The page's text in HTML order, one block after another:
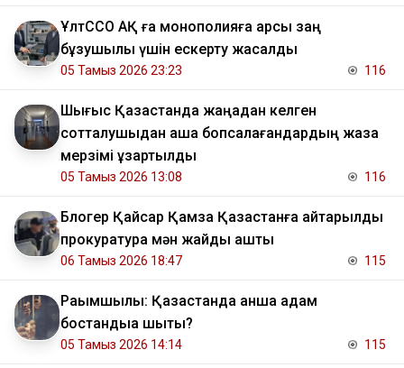
ҰлтССО АҚ ға монополияға қарсы заң
бұзушылық үшін ескерту жасалды
05 Тамыз 2026 23:23 116
Шығыс Қазақстанда жаңадан келген
сотталушыдан ақша бопсалағандардың жаза
мерзімі ұзартылды
05 Тамыз 2026 13:08 116
Блогер Қайсар Қамза Қазақстанға қайтарылды
прокуратура мән жайды ашты
06 Тамыз 2026 18:47 115
Рақымшылық: Қазақстанда қанша адам
бостандыққа шықты?
05 Тамыз 2026 14:14 115